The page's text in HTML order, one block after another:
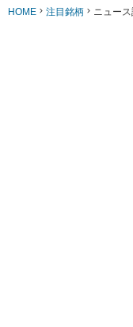
8月2日 金融注目株 8
HOME 注目銘柄 ニュー